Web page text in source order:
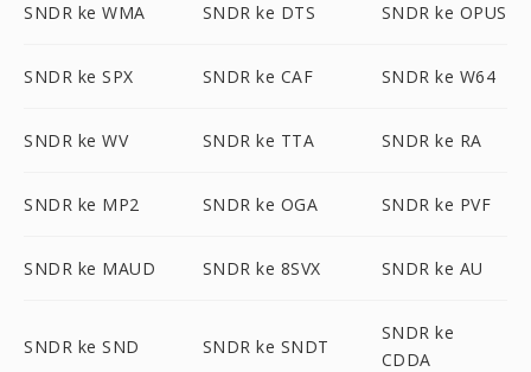
SNDR ke WMA SNDR ke DTS SNDR ke OPUS
SNDR ke SPX SNDR ke CAF SNDR ke W64
SNDR ke WV SNDR ke TTA SNDR ke RA
SNDR ke MP2 SNDR ke OGA SNDR ke PVF
SNDR ke MAUD SNDR ke 8SVX SNDR ke AU
SNDR ke SND SNDR ke SNDT
SNDR ke
CDDA